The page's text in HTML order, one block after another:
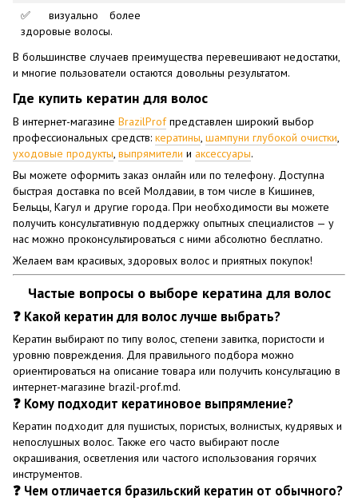
✅ визуально более
здоровые волосы.
В большинстве случаев преимущества перевешивают недостатки,
и многие пользователи остаются довольны результатом.
Где купить кератин для волос
В интернет-магазине BrazilProfпредставлен широкий выбор
профессиональных средств: кератины, шампуни глубокой очистки,
уходовые продукты, выпрямители и аксессуары.
Вы можете оформить заказ онлайн или по телефону. Доступна
быстрая доставка по всей Молдавии, в том числе в Кишинев,
Бельцы, Кагул и другие города. При необходимости вы можете
получить консультативную поддержку опытных специалистов — у
нас можно проконсультироваться с ними абсолютно бесплатно.
Желаем вам красивых, здоровых волос и приятных покупок!
Частые вопросы о выборе кератина для волос
❓ Какой кератин для волос лучше выбрать?
Кератин выбирают по типу волос, степени завитка, пористости и
уровню повреждения. Для правильного подбора можно
ориентироваться на описание товара или получить консультацию в
интернет-магазине brazil-prof.md.
❓ Кому подходит кератиновое выпрямление?
Кератин подходит для пушистых, пористых, волнистых, кудрявых и
непослушных волос. Также его часто выбирают после
окрашивания, осветления или частого использования горячих
инструментов.
❓ Чем отличается бразильский кератин от обычного?